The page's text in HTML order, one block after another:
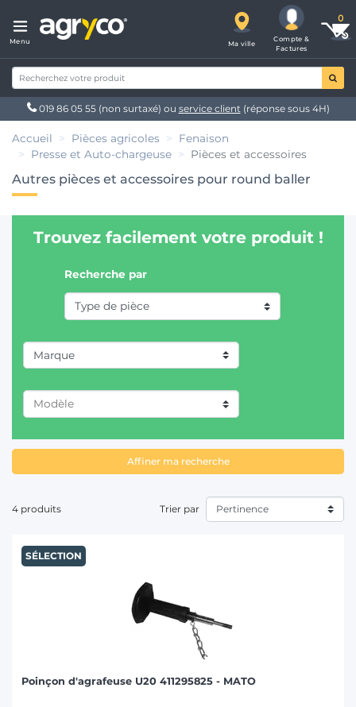
Menu Ma ville
Compte &
Factures
019 86 05 55 (non surtaxé) ou service client(réponse sous 4H)
Accueil Pièces agricoles
Fenaison
Presse et Auto-chargeuse
Pièces et accessoires
Autres pièces et accessoires pour round baller
Trouvez facilement votre produit !
Recherche par
Marque
DEUTZ-FAHR (1)
Affiner ma recherche
4 produits Trier par
SÉLECTION
Poinçon d'agrafeuse U20 411295825 - MATO